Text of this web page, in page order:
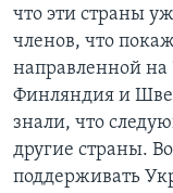
что эти страны
членов, что
направленной на
Финляндия и
знали, что
другие страны.
поддерживать